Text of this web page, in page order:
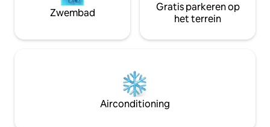
Zwembad
Gratis parkeren op
het terrein
Airconditioning